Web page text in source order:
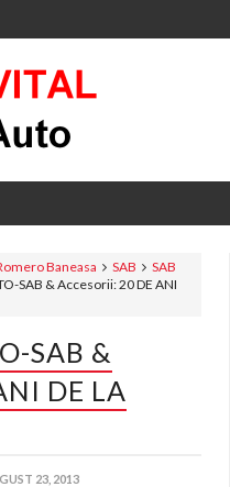
Baneasa SAB
SAB
SAB & Accesorii: 20 DE ANI
SAB &
DE LA
23, 2013